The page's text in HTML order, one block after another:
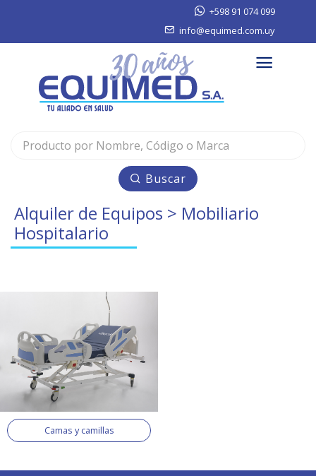
+598 91 074 099
info@equimed.com.uy
Buscar
Alquiler de Equipos > Mobiliario
Hospitalario
Camas y camillas